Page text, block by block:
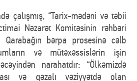
çalışmış, “Tarix-mədəni və təbii
Nəzarət Komitəsinin rəhbəri
Qarabağın bərpa prosesinə cəlb
və mütəxəssislərin işin
narahatdır: “Ölkəmizdə
və qəzalı vəziyyətdə olan